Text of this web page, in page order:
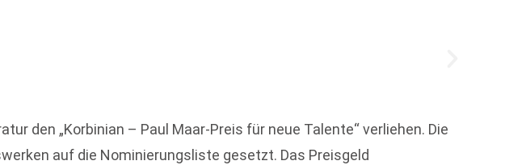
den „Korbinian – Paul Maar-Preis für neue Talente“ verliehen. Die
auf die Nominierungsliste gesetzt. Das Preisgeld